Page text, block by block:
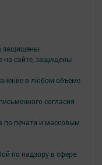
защищены.
сайте, защищены
в любом объеме
согласия
по печати и массовым
по надзору в сфере